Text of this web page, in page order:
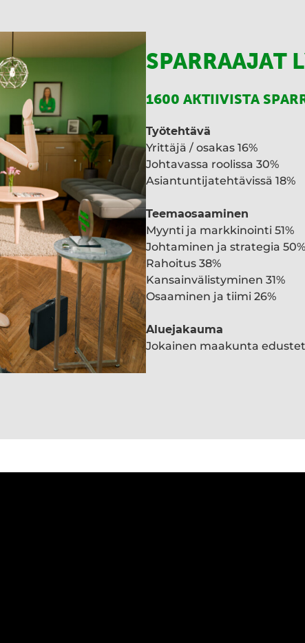
SPARRAAJAT
1600 AKTIIVISTA
Työtehtävä
Yrittäjä / osakas 16%
Johtavassa roolissa 30%
Asiantuntijatehtävissä 18%
Teemaosaaminen
Myynti ja markkinointi 51%
Johtaminen ja strategia 50%
Rahoitus 38%
Kansainvälistyminen 31%
Osaaminen ja tiimi 26%
Aluejakauma
Jokainen maakunta